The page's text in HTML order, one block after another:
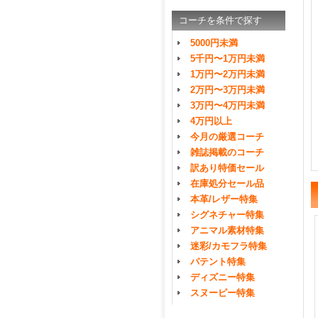
コーチを条件で探す
5000円未満
5千円〜1万円未満
1万円〜2万円未満
2万円〜3万円未満
3万円〜4万円未満
4万円以上
今月の厳選コーチ
雑誌掲載のコーチ
訳あり特価セール
在庫処分セール品
本革/レザー特集
シグネチャー特集
アニマル素材特集
迷彩/カモフラ特集
パテント特集
ディズニー特集
スヌーピー特集